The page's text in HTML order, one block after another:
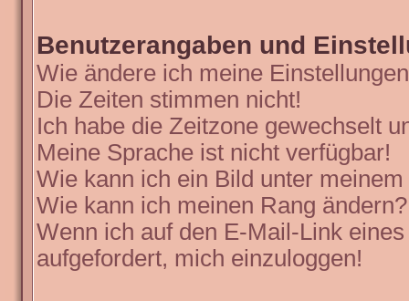
Benutzerangaben und
Wie ändere ich meine
Die Zeiten stimmen nicht!
Ich habe die Zeitzone gewechselt
Meine Sprache ist nicht verfügbar!
Wie kann ich ein Bild unter
Wie kann ich meinen Rang ändern?
Wenn ich auf den E-Mail-Link
aufgefordert, mich einzuloggen!